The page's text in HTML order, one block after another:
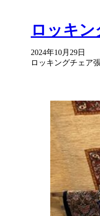
ロッキ
2024年10月29日
ロッキングチェア